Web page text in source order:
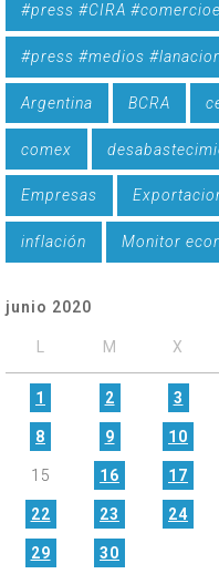
#press #CIRA
#press #medios
Argentina BCRA
comex
Empresas
inflación Monitor
junio 2020
M X
1 2 3
8 9 10
15 16 17
22 23 24
29
30